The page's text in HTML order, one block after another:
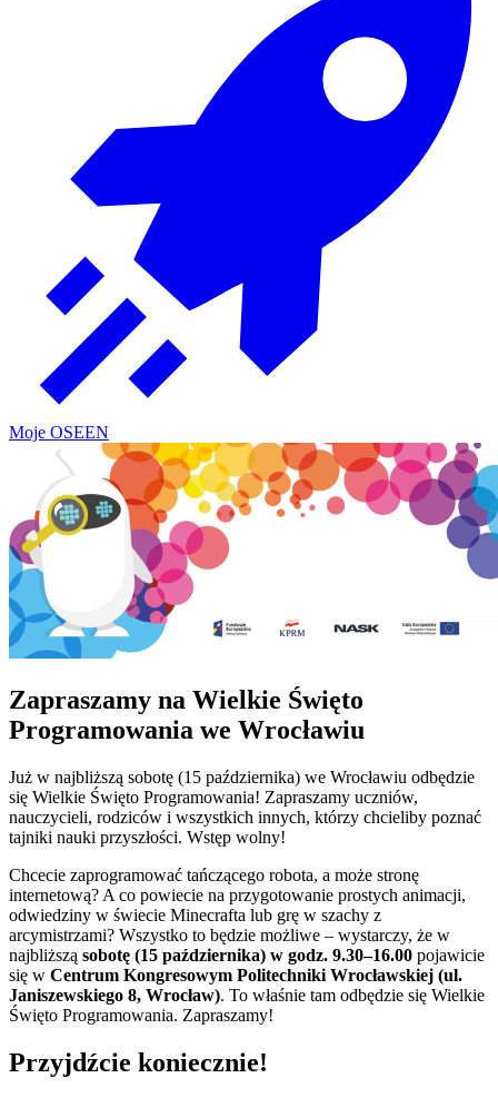
Moje OSEEN
Zapraszamy na Wielkie Święto
Programowania we Wrocławiu
Już w najbliższą sobotę (15 października) we Wrocławiu odbędzie
się Wielkie Święto Programowania! Zapraszamy uczniów,
nauczycieli, rodziców i wszystkich innych, którzy chcieliby poznać
tajniki nauki przyszłości. Wstęp wolny!
Chcecie zaprogramować tańczącego robota, a może stronę
internetową? A co powiecie na przygotowanie prostych animacji,
odwiedziny w świecie Minecrafta lub grę w szachy z
arcymistrzami? Wszystko to będzie możliwe – wystarczy, że w
najbliższą sobotę (15 października) w godz. 9.30–16.00 pojawicie
się w Centrum Kongresowym Politechniki Wrocławskiej (ul.
Janiszewskiego 8, Wrocław). To właśnie tam odbędzie się Wielkie
Święto Programowania. Zapraszamy!
Przyjdźcie koniecznie!